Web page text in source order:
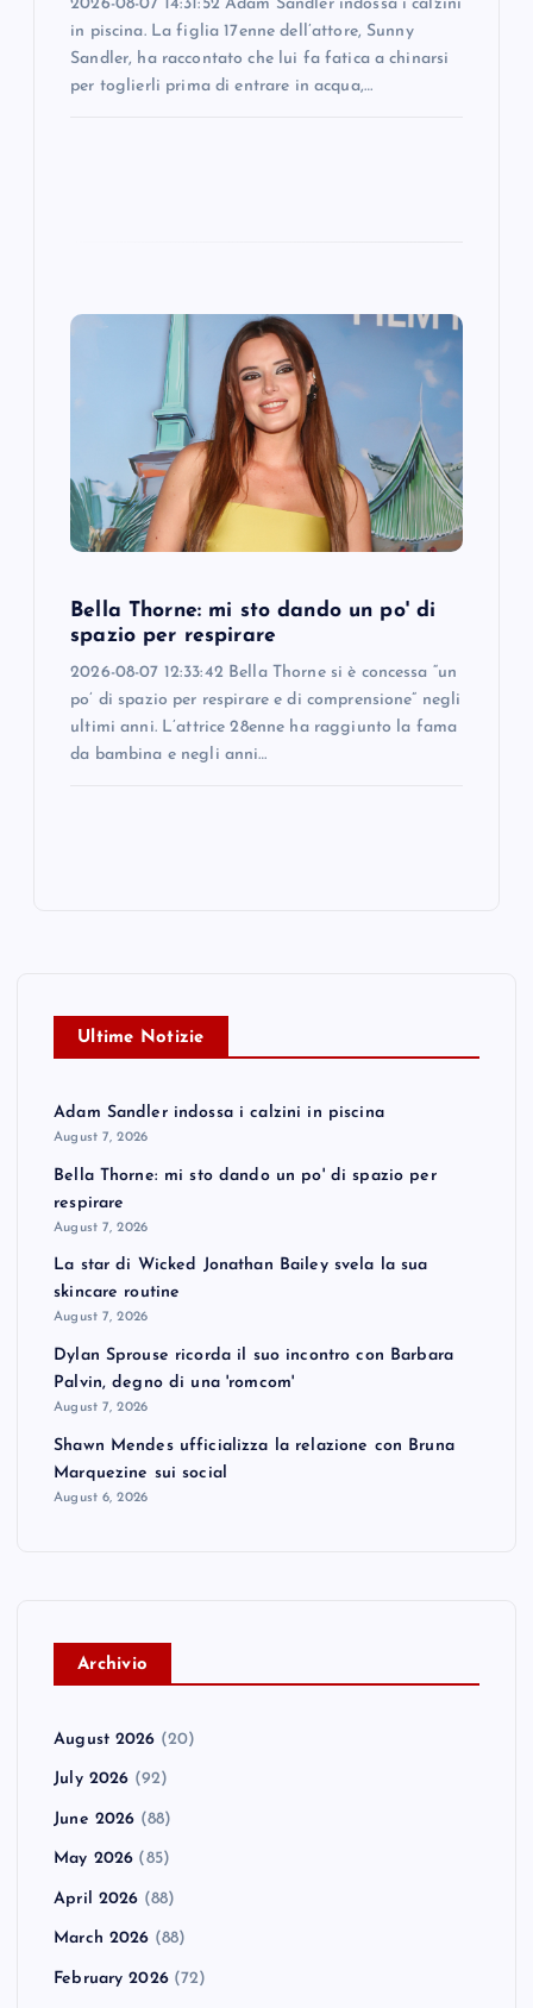
2026-08-07 14:31:52 Adam Sandler indossa i calzini
in piscina. La figlia 17enne dell’attore, Sunny
Sandler, ha raccontato che lui fa fatica a chinarsi
per toglierli prima di entrare in acqua,…
Bella Thorne: mi sto dando un po' di
spazio per respirare
2026-08-07 12:33:42 Bella Thorne si è concessa “un
po’ di spazio per respirare e di comprensione” negli
ultimi anni. L’attrice 28enne ha raggiunto la fama
da bambina e negli anni…
Ultime Notizie
Adam Sandler indossa i calzini in piscina
August 7, 2026
Bella Thorne: mi sto dando un po' di spazio per
respirare
August 7, 2026
La star di Wicked Jonathan Bailey svela la sua
skincare routine
August 7, 2026
Dylan Sprouse ricorda il suo incontro con Barbara
Palvin, degno di una 'romcom'
August 7, 2026
Shawn Mendes ufficializza la relazione con Bruna
Marquezine sui social
August 6, 2026
Archivio
August 2026 (20)
July 2026 (92)
June 2026 (88)
May 2026 (85)
April 2026 (88)
March 2026 (88)
February 2026(72)